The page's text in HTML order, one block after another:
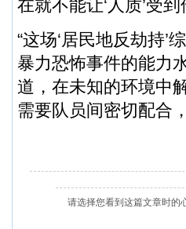
在就不能让‘人质’受到
“这场‘居民地反劫持
暴力恐怖事件的能力
道，在未知的环境中
需要队员间密切配合
请选择您看到这篇文章时的